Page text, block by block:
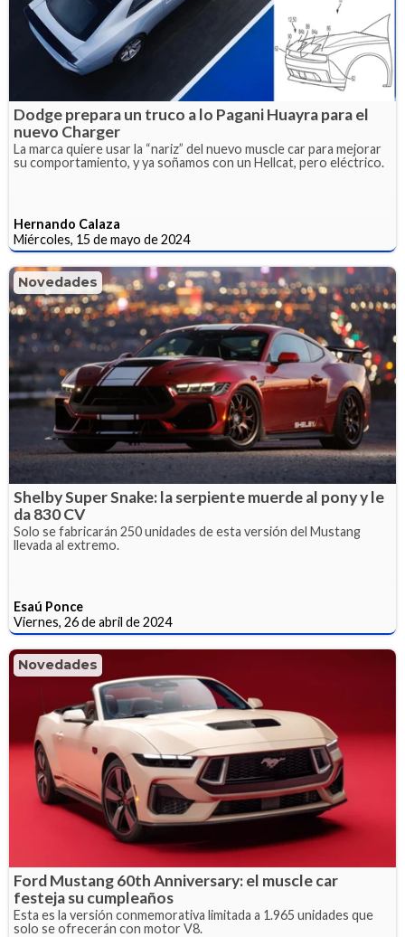
Dodge prepara un truco a lo Pagani Huayra para el
nuevo Charger
La marca quiere usar la “nariz” del nuevo muscle car para mejorar
su comportamiento, y ya soñamos con un Hellcat, pero eléctrico.
Hernando Calaza
Miércoles, 15 de mayo de 2024
Novedades
Shelby Super Snake: la serpiente muerde al pony y le
da 830 CV
Solo se fabricarán 250 unidades de esta versión del Mustang
llevada al extremo.
Esaú Ponce
Viernes, 26 de abril de 2024
Novedades
Ford Mustang 60th Anniversary: el muscle car
festeja su cumpleaños
Esta es la versión conmemorativa limitada a 1.965 unidades que
solo se ofrecerán con motor V8.